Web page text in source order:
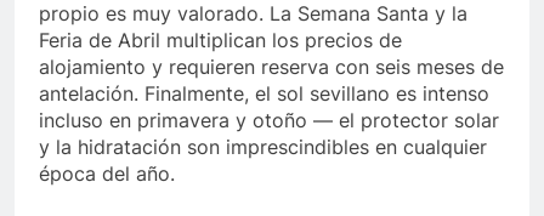
propio es muy valorado. La Semana Santa y la
Feria de Abril multiplican los precios de
alojamiento y requieren reserva con seis meses de
antelación. Finalmente, el sol sevillano es intenso
incluso en primavera y otoño — el protector solar
y la hidratación son imprescindibles en cualquier
época del año.